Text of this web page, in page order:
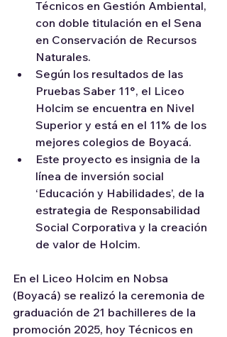
Técnicos en Gestión Ambiental,
con doble titulación en el Sena
en Conservación de Recursos
Naturales.
Según los resultados de las
Pruebas Saber 11°, el Liceo
Holcim se encuentra en Nivel
Superior y está en el 11% de los
mejores colegios de Boyacá.
Este proyecto es insignia de la
línea de inversión social
‘Educación y Habilidades’, de la
estrategia de Responsabilidad
Social Corporativa y la creación
de valor de Holcim.
En el Liceo Holcim en Nobsa
(Boyacá) se realizó la ceremonia de
graduación de 21 bachilleres de la
promoción 2025, hoy Técnicos en